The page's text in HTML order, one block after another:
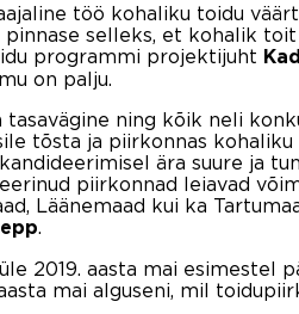
töö kohaliku toidu
pinnase selleks, et kohalik
programmi projektijuht
on palju.
tasavägine ning kõik neli
tõsta ja piirkonnas
ära suure ja
piirkonnad leiavad
Läänemaad kui ka
2019. aasta mai esimestel
mai alguseni, mil